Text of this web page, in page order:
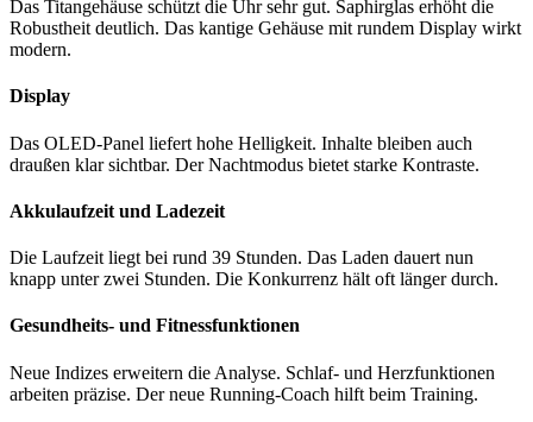
Das Titangehäuse schützt die Uhr sehr gut. Saphirglas erhöht die
Robustheit deutlich. Das kantige Gehäuse mit rundem Display wirkt
modern.
Display
Das OLED-Panel liefert hohe Helligkeit. Inhalte bleiben auch
draußen klar sichtbar. Der Nachtmodus bietet starke Kontraste.
Akkulaufzeit und Ladezeit
Die Laufzeit liegt bei rund 39 Stunden. Das Laden dauert nun
knapp unter zwei Stunden. Die Konkurrenz hält oft länger durch.
Gesundheits- und Fitnessfunktionen
Neue Indizes erweitern die Analyse. Schlaf- und Herzfunktionen
arbeiten präzise. Der neue Running-Coach hilft beim Training.